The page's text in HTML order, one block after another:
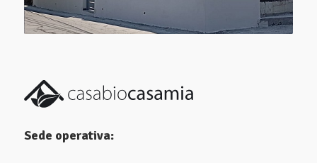
Sede operativa: